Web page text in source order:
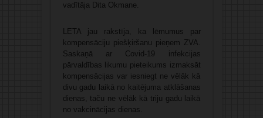
vadītāja Dita Okmane.
LETA jau rakstīja, ka lēmumus par
kompensāciju piešķiršanu pieņem ZVA.
Saskaņā ar Covid-19 infekcijas
pārvaldības likumu pieteikums izmaksāt
kompensācijas var iesniegt ne vēlāk kā
divu gadu laikā no kaitējuma atklāšanas
dienas, taču ne vēlāk kā triju gadu laikā
no vakcinācijas dienas.